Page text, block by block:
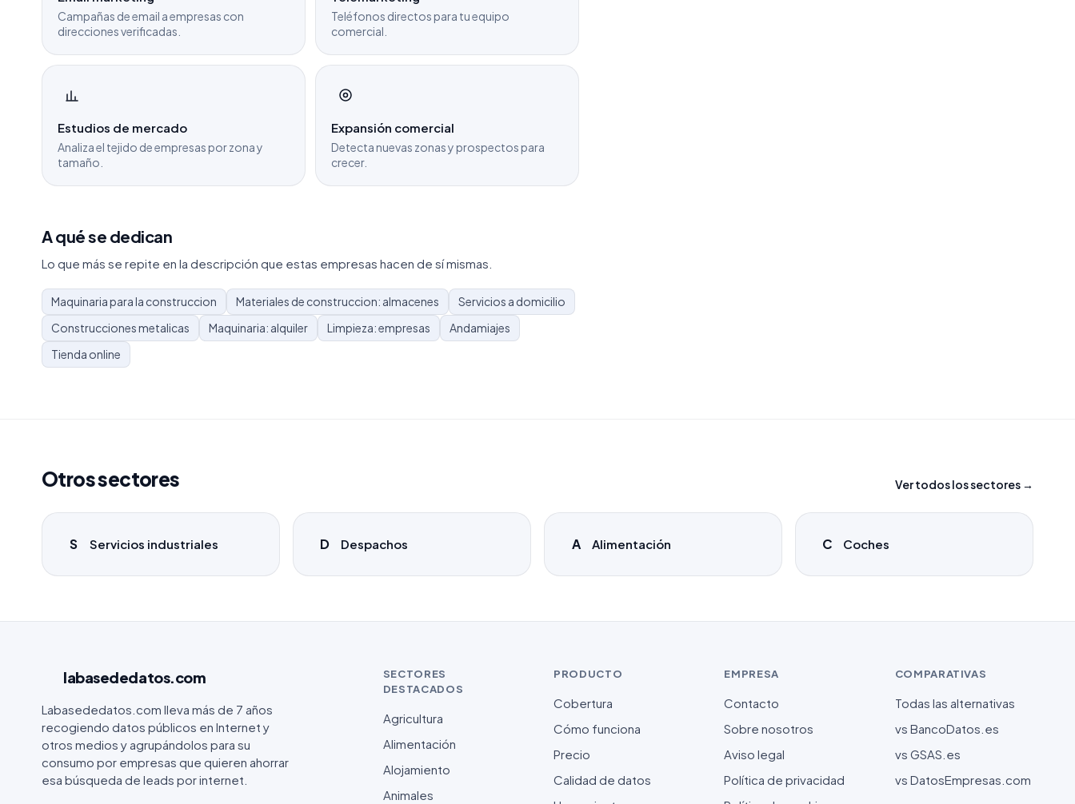
Campañas de email a empresas con
direcciones verificadas.
Teléfonos directos para tu equipo
comercial.
Estudios de mercado
Analiza el tejido de empresas por zona y
tamaño.
Expansión comercial
Detecta nuevas zonas y prospectos para
crecer.
A qué se dedican
Lo que más se repite en la descripción que estas empresas hacen de sí mismas.
Maquinaria para la construccion Materiales de construccion: almacenes
Servicios a domicilio
Construcciones metalicas
Maquinaria: alquiler Limpieza: empresas
Andamiajes
Tienda online
Otros sectores Ver todos los sectores →
S Servicios industriales D Despachos A Alimentación C Coches
labasededatos.com
Labasededatos.com lleva más de 7 años
recogiendo datos públicos en Internet y
otros medios y agrupándolos para su
consumo por empresas que quieren ahorrar
esa búsqueda de leads por internet.
SECTORES
DESTACADOS
Agricultura
Alimentación
Alojamiento
Animales
PRODUCTO
Cobertura
Cómo funciona
Precio
Calidad de datos
EMPRESA
Contacto
Sobre nosotros
Aviso legal
Política de privacidad
COMPARATIVAS
Todas las alternativas
vs BancoDatos.es
vs GSAS.es
vs DatosEmpresas.com